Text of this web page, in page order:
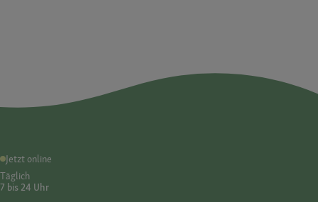
Jetzt online
Täglich
7 bis 24 Uhr